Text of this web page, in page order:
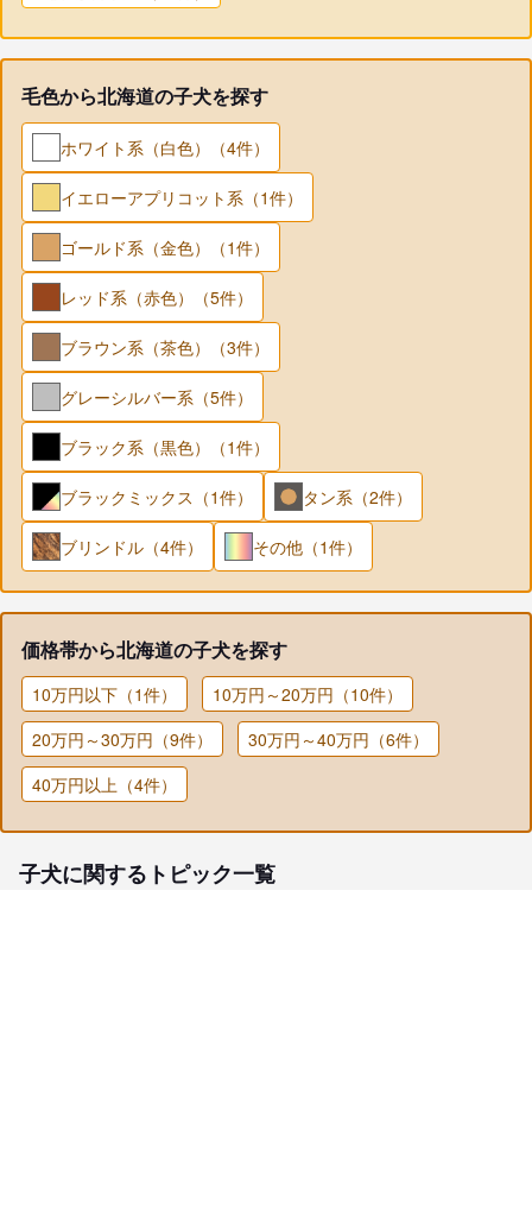
毛色から北海道の子犬を探す
ホワイト系（白色）（4件）
イエローアプリコット系（1件）
ゴールド系（金色）（1件）
レッド系（赤色）（5件）
ブラウン系（茶色）（3件）
グレーシルバー系（5件）
ブラック系（黒色）（1件）
ブラックミックス（1件） タン系（2件）
ブリンドル（4件） その他（1件）
価格帯から北海道の子犬を探す
10万円以下（1件）
10万円～20万円（10件）
20万円～30万円（9件）
30万円～40万円（6件）
40万円以上（4件）
子犬に関するトピック一覧